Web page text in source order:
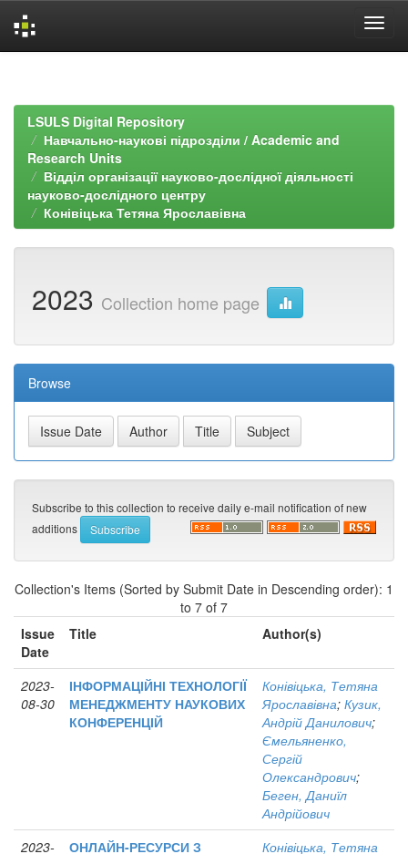
LSULS Digital Repository
Навчально-наукові підрозділи / Academic and
Research Units
Відділ організації науково-дослідної діяльності
науково-дослідного центру
Конівіцька Тетяна Ярославівна
2023 Collection home page
Browse
Subscribe to this collection to receive daily e-mail notification of new
additions
Collection's Items (Sorted by Submit Date in Descending order): 1
to 7 of 7
Issue
Date
Title Author(s)
2023-
08-30
ІНФОРМАЦІЙНІ ТЕХНОЛОГІЇ
МЕНЕДЖМЕНТУ НАУКОВИХ
КОНФЕРЕНЦІЙ
Конівіцька, Тетяна
Ярославівна; Кузик,
Андрій Данилович;
Ємельяненко,
Сергій
Олександрович;
Беген, Даниїл
Андрійович
2023-
ОНЛАЙН-РЕСУРСИ З
Конівіцька, Тетяна